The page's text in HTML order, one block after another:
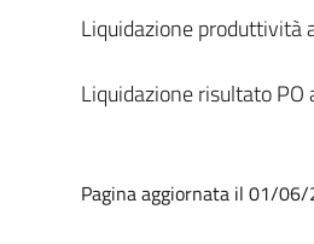
Liquidazione produttività
Liquidazione risultato PO
Pagina aggiornata il 01/